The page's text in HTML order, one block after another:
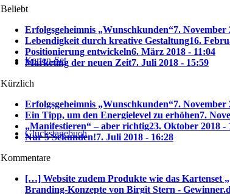
Karten-Set
Glückstagebuch
Beliebt
Erfolgsgeheimnis „Wunschkunden“7. November
Lebendigkeit durch kreative Gestaltung16.
Positionierung entwickeln6. März 2018 - 11:04
Marketing der neuen Zeit7. Juli 2018 - 15:59
Kürzlich
Erfolgsgeheimnis „Wunschkunden“7. November
Ein Tipp, um den Energielevel zu erhöhen7.
„Manifestieren“ – aber richtig23. Oktober 2018 -
Nur 5 Sekunden!7. Juli 2018 - 16:28
Kommentare
[…] Website zudem Produkte wie das Kartenset
Branding-Konzepte von Birgit Stern -